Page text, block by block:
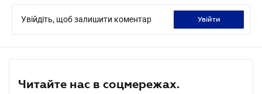
Увійдіть, щоб залишити коментар увійти
Читайте нас в соцмережах.